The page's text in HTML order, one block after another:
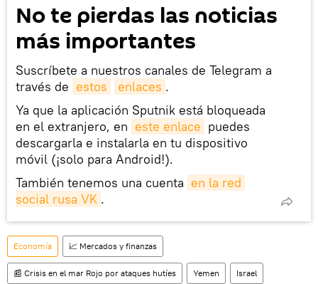
No te pierdas las noticias
más importantes
Suscríbete a nuestros canales de Telegram a
través de estos enlaces .
Ya que la aplicación Sputnik está bloqueada
en el extranjero, en este enlace puedes
descargarla e instalarla en tu dispositivo
móvil (¡solo para Android!).
También tenemos una cuenta en la red
social rusa VK .
Economía 📈 Mercados y finanzas
📰 Crisis en el mar Rojo por ataques hutíes Yemen Israel